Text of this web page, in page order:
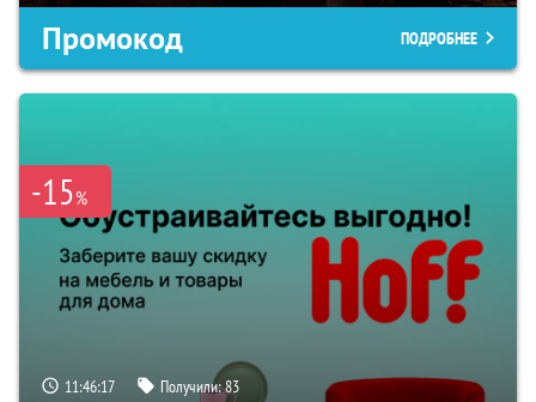
Промокод ПОДРОБНЕЕ
-15%
11:46:17 Получили:83